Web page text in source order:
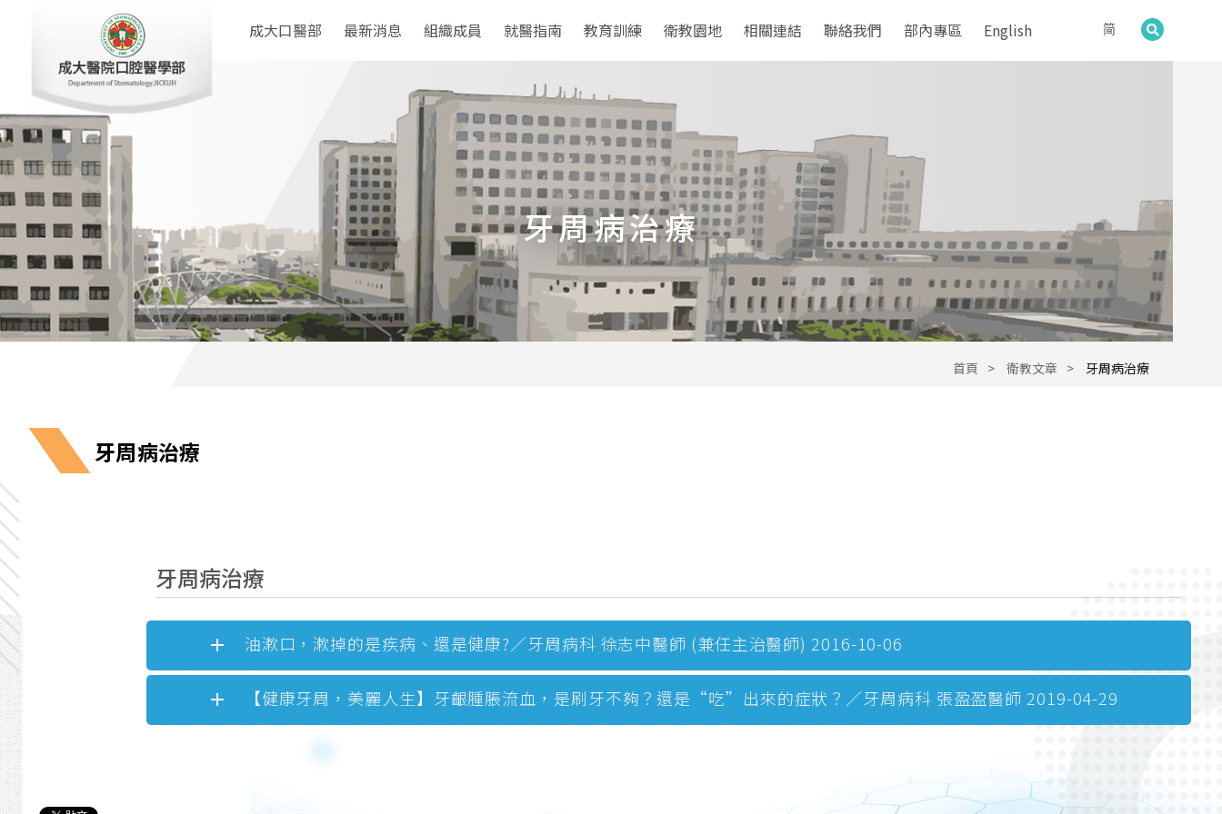
简
成大口醫部 最新消息 組織成員 就醫指南 教育訓練 衛教園地 相關連結 聯絡我們 部內專區 English
牙周病治療
首頁 衛教文章 牙周病治療
牙周病治療
牙周病治療
油漱口，漱掉的是疾病、還是健康?／牙周病科 徐志中醫師 (兼任主治醫師) 2016-10-06
【健康牙周，美麗人生】牙齦腫脹流血，是刷牙不夠？還是“吃”出來的症狀？／牙周病科 張盈盈醫師 2019-04-29